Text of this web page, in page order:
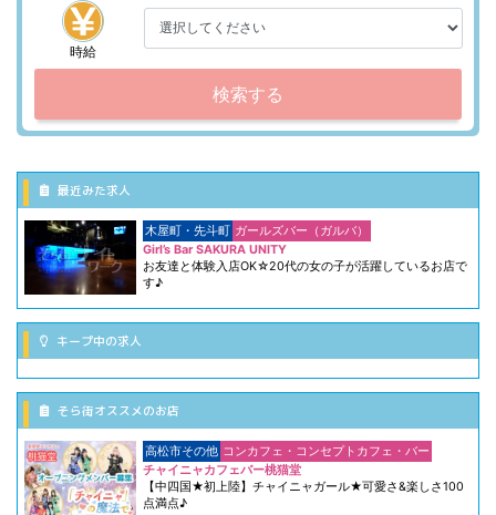
時給
検索する
最近みた求人
木屋町・先斗町 ガールズバー（ガルバ）
Girl’s Bar SAKURA UNITY
お友達と体験入店OK☆20代の女の子が活躍しているお店で
す♪
キープ中の求人
そら街オススメのお店
高松市その他 コンカフェ・コンセプトカフェ・バー
チャイニャカフェバー桃猫堂
【中四国★初上陸】チャイニャガール★可愛さ&楽しさ100
点満点♪